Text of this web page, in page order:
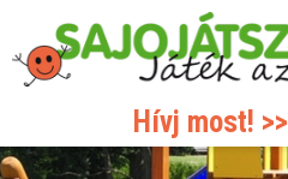
Hívj most! >>